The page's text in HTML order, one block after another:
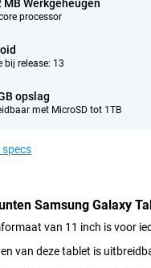
MB Werkgeheugen
processor
bij release: 13
opslag
met MicroSD tot 1TB
specs
Samsung Galaxy
van 11 inch is voor
van deze tablet is